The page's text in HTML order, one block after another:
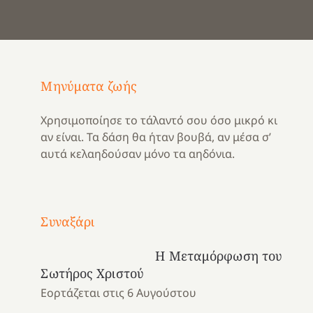
Μηνύματα ζωής
Χρησιμοποίησε το τάλαντό σου όσο μικρό κι
αν είναι. Τα δάση θα ήταν βουβά, αν μέσα σ’
αυτά κελαηδούσαν μόνο τα αηδόνια.
Συναξάρι
Η Μεταμόρφωση του
Σωτήρος Χριστού
Εορτάζεται στις 6 Αυγούστου
Μια
ένα
καλοκαίρι
και
Νοσοκομείο
“Ερυθρός
Κατασκηνωτικές
το
Ελληνικό